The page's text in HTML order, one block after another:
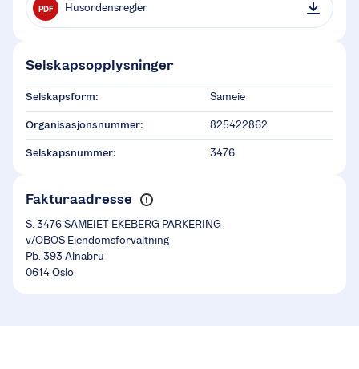
PDF Husordensregler
Selskapsopplysninger
Selskapsform: Sameie
Organisasjonsnummer: 825422862
Selskapsnummer: 3476
Fakturaadresse
S. 3476 SAMEIET EKEBERG PARKERING
v/OBOS Eiendomsforvaltning
Pb. 393 Alnabru
0614 Oslo